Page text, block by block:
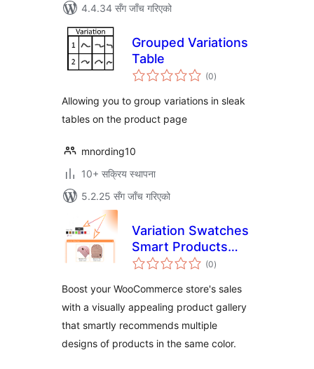
4.4.34 सँग जाँच गरिएको
Grouped Variations
Table
(0कुल
रेटिङ्गहरू
)
Allowing you to group variations in sleak
tables on the product page
mnording10
10+ सक्रिय स्थापना
5.2.25 सँग जाँच गरिएको
Variation Swatches
Smart Products
Gallery for
(0कुल
रेटिङ्गहरू
)
Boost your WooCommerce store's sales
with a visually appealing product gallery
that smartly recommends multiple
designs of products in the same color.